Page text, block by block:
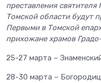
преставления
Томской области будут
Первыми в Томской
прихожане храмов
25-27 марта –
28-30 марта –